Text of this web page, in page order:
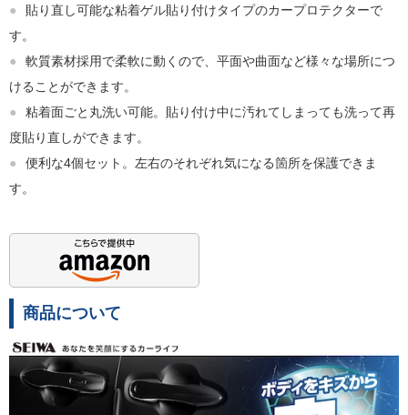
●
貼り直し可能な粘着ゲル貼り付けタイプのカープロテクターで
す。
●
軟質素材採用で柔軟に動くので、平面や曲面など様々な場所につ
けることができます。
●
粘着面ごと丸洗い可能。貼り付け中に汚れてしまっても洗って再
度貼り直しができます。
●
便利な4個セット。左右のそれぞれ気になる箇所を保護できま
す。
商品について